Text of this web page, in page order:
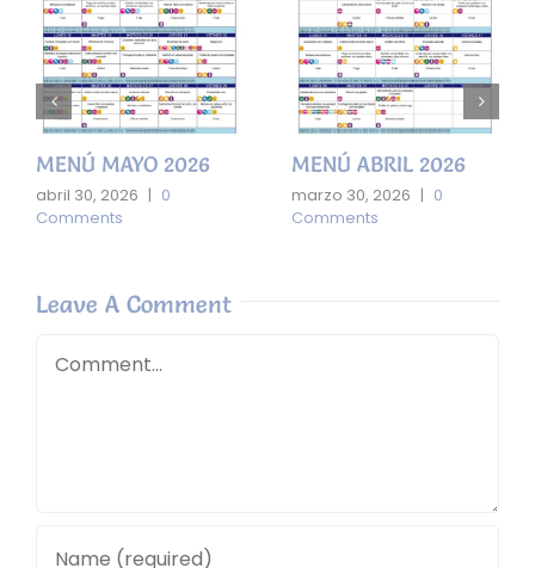
MENÚ MAYO 2026
abril 30, 2026 | 0
Comments
MENÚ ABRIL 2026
marzo 30, 2026 | 0
Comments
Leave A Comment